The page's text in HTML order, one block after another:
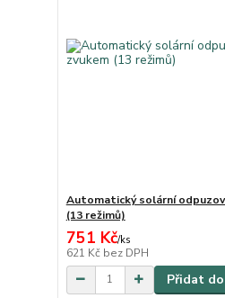
Automatický solární
(13 režimů)
751 Kč/ks
621 Kč bez DPH
Přidat